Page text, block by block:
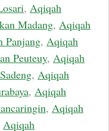
, Aqiqah
Madang, Aqiqah
Panjang, Aqiqah
Peuteuy, Aqiqah
, Aqiqah
, Aqiqah
, Aqiqah
Aqiqah